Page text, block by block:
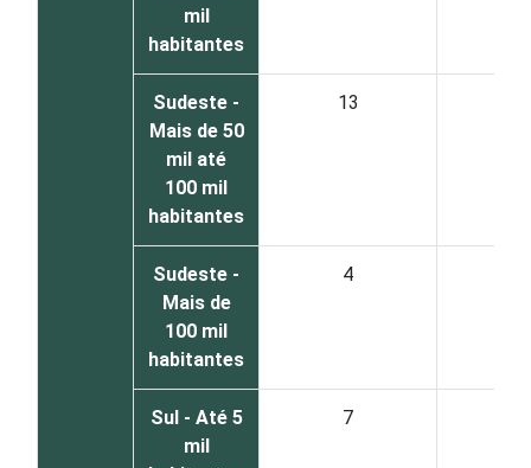
mil
habitantes
Sudeste -
Mais de 50
mil até
100 mil
habitantes
13
Sudeste -
Mais de
100 mil
habitantes
4
Sul - Até 5
mil
7